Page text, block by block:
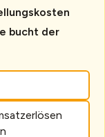
bucht der